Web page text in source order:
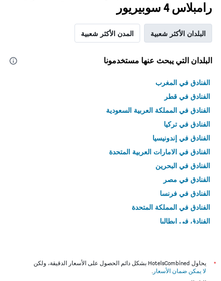
رامبلاس 4 سوبيريور
البلدان الأكثر شعبية المدن الأكثر شعبية
البلدان التي يبحث عنها مستخدمونا
الفنادق في المغرب
الفنادق في قطر
الفنادق في المملكة العربية السعودية
الفنادق في تركيا
الفنادق في إندونيسيا
الفنادق في الامارات العربية المتحدة
الفنادق في البحرين
الفنادق في مصر
الفنادق في فرنسا
الفنادق في المملكة المتحدة
الفنادق في إيطاليا
*
يحاول HotelsCombined بشكل دائم الحصول على الأسعار الدقيقة، ولكن
لا يمكن ضمان الأسعار .